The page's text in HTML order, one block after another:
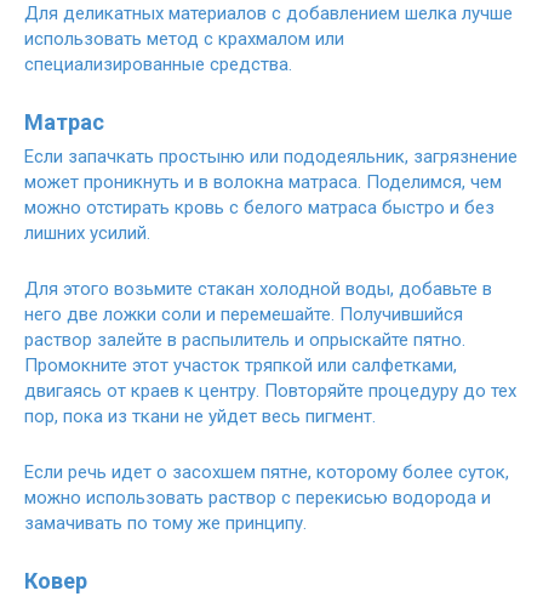
Для деликатных материалов с добавлением шелка лучше
использовать метод с крахмалом или
специализированные средства.
Матрас
Если запачкать простыню или пододеяльник, загрязнение
может проникнуть и в волокна матраса. Поделимся, чем
можно отстирать кровь с белого матраса быстро и без
лишних усилий.
Для этого возьмите стакан холодной воды, добавьте в
него две ложки соли и перемешайте. Получившийся
раствор залейте в распылитель и опрыскайте пятно.
Промокните этот участок тряпкой или салфетками,
двигаясь от краев к центру. Повторяйте процедуру до тех
пор, пока из ткани не уйдет весь пигмент.
Если речь идет о засохшем пятне, которому более суток,
можно использовать раствор с перекисью водорода и
замачивать по тому же принципу.
Ковер